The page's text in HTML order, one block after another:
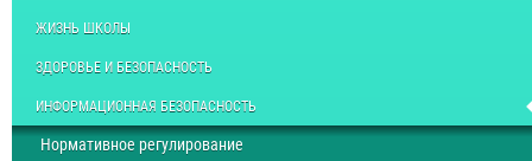
ЖИЗНЬ ШКОЛЫ
ЗДОРОВЬЕ И БЕЗОПАСНОСТЬ
ИНФОРМАЦИОННАЯ БЕЗОПАСНОСТЬ
Нормативное регулирование